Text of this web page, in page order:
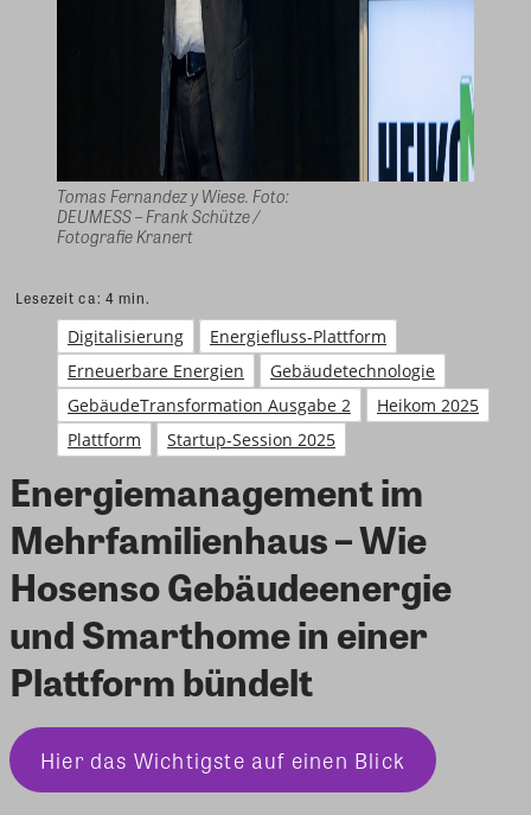
Tomas Fernandez y Wiese. Foto:
DEUMESS – Frank Schütze /
Fotografie Kranert
Lesezeit ca: 4 min.
Digitalisierung
Energiefluss-Plattform
Erneuerbare Energien
Gebäudetechnologie
GebäudeTransformation Ausgabe 2
Heikom 2025
Plattform
Startup-Session 2025
Energiemanagement im
Mehrfamilienhaus – Wie
Hosenso Gebäudeenergie
und Smarthome in einer
Plattform bündelt
Hier das Wichtigste auf einen Blick